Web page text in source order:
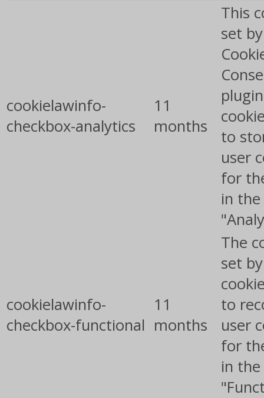
cookielawinfo-
checkbox-analytics
11
months
This
set
to
user
for
in
cookielawinfo-
checkbox-functional
11
months
The
set
to
user
for
in